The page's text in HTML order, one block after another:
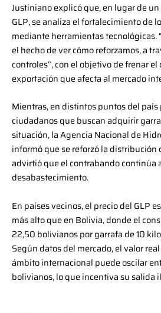
Justiniano explicó que, en lugar de
GLP, se analiza el fortalecimiento de
mediante herramientas tecnológicas.
el hecho de ver cómo reforzamos, a
controles”, con el objetivo de frenar
exportación que afecta al mercado
Mientras, en distintos puntos del
ciudadanos que buscan adquirir
situación, la Agencia Nacional de
informó que se reforzó la
advirtió que el contrabando continúa
desabastecimiento.
En países vecinos, el precio del GLP
más alto que en Bolivia, donde el
22,50 bolivianos por garrafa de 10
Según datos del mercado, el valor
ámbito internacional puede oscilar
bolivianos, lo que incentiva su salida